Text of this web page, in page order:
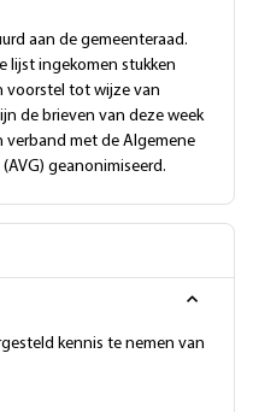
aan de gemeenteraad.
lijst ingekomen stukken
voorstel tot wijze van
de brieven van deze week
verband met de Algemene
geanonimiseerd.
kennis te nemen van